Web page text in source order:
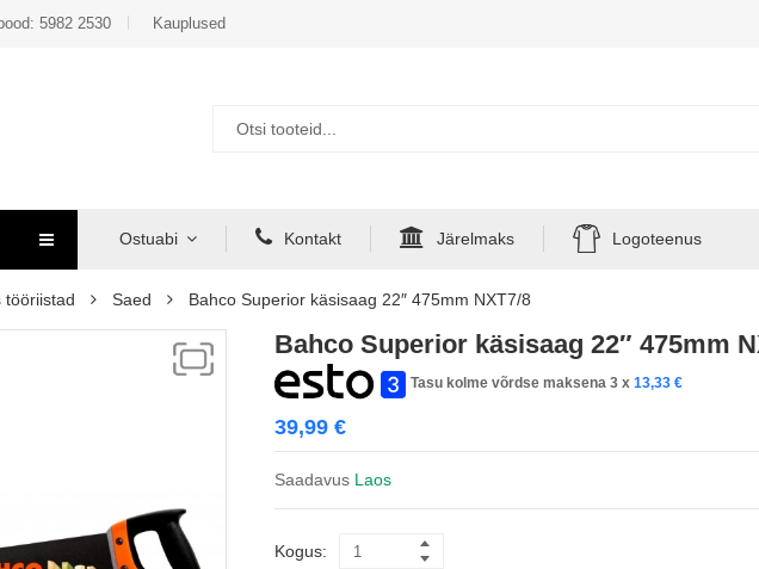
5982 2530 Kauplused
Ostuabi Kontakt Järelmaks Logoteenus
tööriistad Saed Bahco Superior käsisaag 22″ 475mm NXT7/8
Bahco Superior käsisaag 22″ 475mm
Tasu kolme võrdse maksena 3 x 13,33 €
39,99 €
Saadavus Laos
Kogus: